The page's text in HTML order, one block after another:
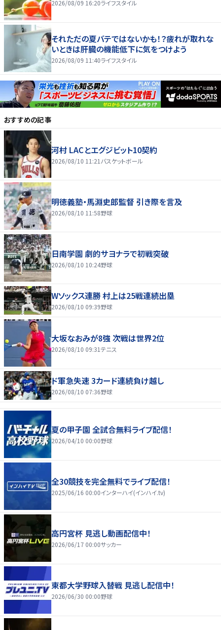
2026/08/09 16:20ライフスタイル
それただの夏バテではないかも！？疲れが取れな
いときは肝臓の機能低下に気をつけよう
2026/08/09 11:40ライフスタイル
おすすめの記事
河村 LACとエグジビット10契約
2026/08/10 11:21 バスケットボール
明徳義塾・馬淵史郎監督 引き際を言及
2026/08/10 11:58野球
日南学園 劇的サヨナラで初戦突破
2026/08/10 10:24野球
Wソックス連勝 村上は25戦連続出塁
2026/08/10 09:39野球
大坂なおみが8強 次戦は世界2位
2026/08/10 09:31テニス
ド軍急失速 3カード連続負け越し
2026/08/10 07:36野球
夏の甲子園 全試合無料ライブ配信！
2026/04/10 00:00野球
全30競技を完全無料でライブ配信！
2025/06/16 00:00インターハイ(インハイ.tv)
高円宮杯 見逃し動画配信中！
2026/06/17 00:00サッカー
東都大学野球入替戦 見逃し配信中！
2026/06/30 00:00野球